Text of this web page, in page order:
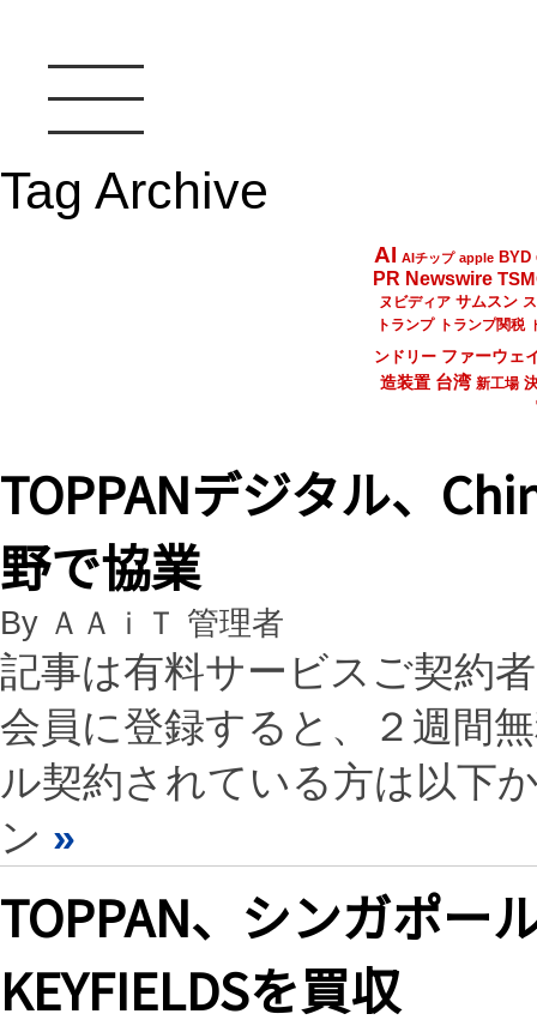
Tag Archive
AI AIチップ apple BYD
PR Newswire
ヌビディア サムスン
トランプ
トランプ関税
ンドリー ファーウェ
造装置 台湾 新工場
TOPPANデジタル、
野で協業
By ＡＡｉＴ 管理者
記事は有料サービスご契約
会員に登録すると、２週間
ル契約されている方は以下
ン »
TOPPAN、シンガポー
KEYFIELDSを買収